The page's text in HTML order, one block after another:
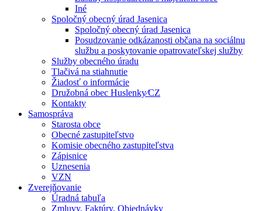
Iné
Spoločný obecný úrad Jasenica
Spoločný obecný úrad Jasenica
Posudzovanie odkázanosti občana na sociálnu
službu a poskytovanie opatrovateľskej služby
Služby obecného úradu
Tlačivá na stiahnutie
Žiadosť o informácie
Družobná obec Huslenky⁄CZ
Kontakty
Samospráva
Starosta obce
Obecné zastupiteľstvo
Komisie obecného zastupiteľstva
Zápisnice
Uznesenia
VZN
Zverejňovanie
Úradná tabuľa
Zmluvy, Faktúry, Objednávky